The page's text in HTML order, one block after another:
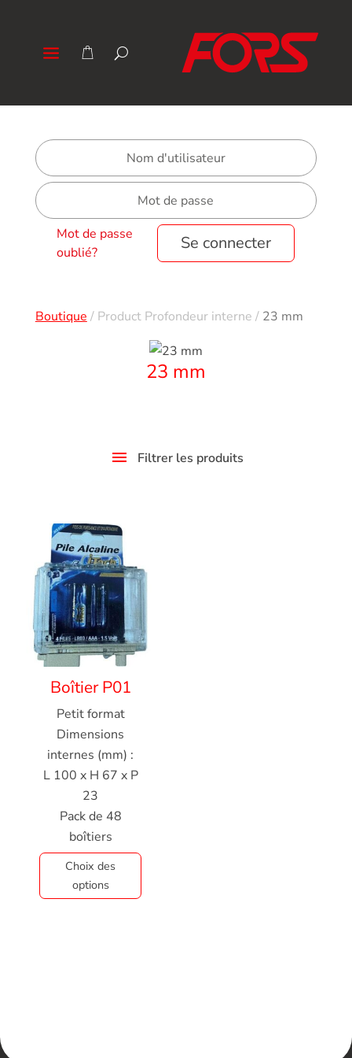
Mot de passe
oublié?
Se connecter
Boutique / Product Profondeur interne / 23 mm
23 mm
Filtrer les produits
Boîtier P01
Petit format
Dimensions
internes (mm) :
L 100 x H 67 x P
23
Pack de 48
boîtiers
Choix des
options